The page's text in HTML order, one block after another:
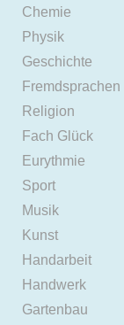
Chemie
Physik
Geschichte
Fremdsprachen
Religion
Fach Glück
Eurythmie
Sport
Musik
Kunst
Handarbeit
Handwerk
Gartenbau